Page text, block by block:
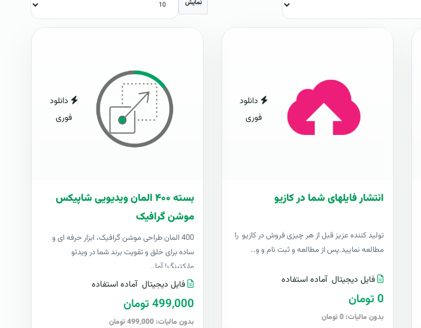
نمایش
دانلود
فوری
انتشار فایلهای شما در کازیو
توليد کننده عزيز قبل از هر چیزی فروش در کازیو را
مطالعه نمایید.پس از مطالعه و ثبت نام و و..
فایل دیجیتال آماده استفاده
0 تومان
بدون مالیات: 0 تومان
دانلود
فوری
بسته ۴۰۰ المان ویدیویی شاپیکس
موشن گرافیک
400 المان طراحی موشن گرافیک، ابزار حرفه ای و
ساده برای خلق و تقویت برند شما در ویدئو
مارکتینگ! آما..
فایل دیجیتال آماده استفاده
499,000 تومان
بدون مالیات: 499,000 تومان